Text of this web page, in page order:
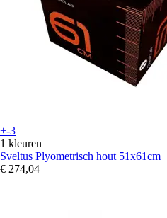
+-3
1 kleuren
Sveltus Plyometrisch hout 51x61cm
€ 274,04